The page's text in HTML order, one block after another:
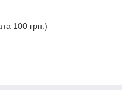
100 грн.)